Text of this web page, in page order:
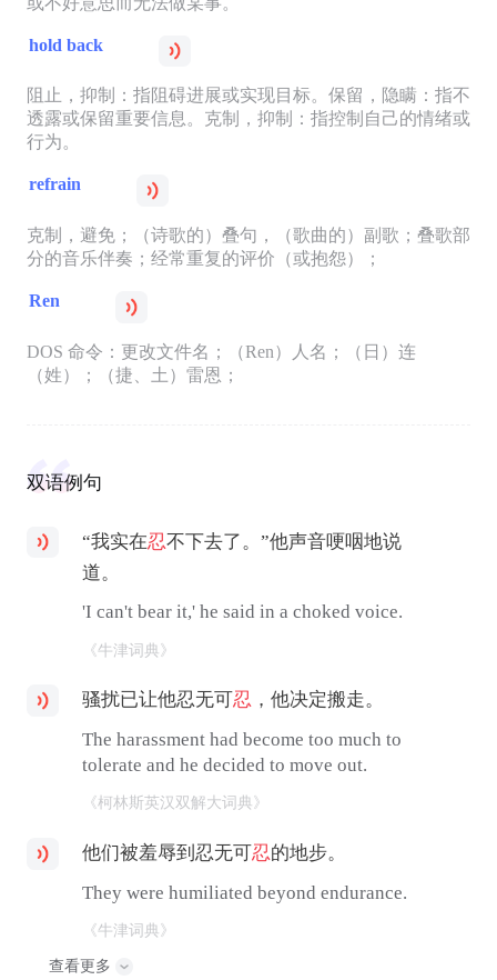
hold back
阻止，抑制：指阻碍进展或实现目标。保留，隐瞒：指不
透露或保留重要信息。克制，抑制：指控制自己的情绪或
行为。
refrain
克制，避免；（诗歌的）叠句，（歌曲的）副歌；叠歌部
分的音乐伴奏；经常重复的评价（或抱怨）；
Ren
DOS 命令：更改文件名；（Ren）人名；（日）连
（姓）；（捷、土）雷恩；
双语例句
“我实在忍不下去了。”他声音哽咽地说
道。
'I can't bear it,' he said in a choked voice.
《牛津词典》
骚扰已让他忍无可忍 ，他决定搬走。
The harassment had become too much to
tolerate and he decided to move out.
《柯林斯英汉双解大词典》
他们被羞辱到忍无可忍的地步。
They were humiliated beyond endurance.
《牛津词典》
查看更多